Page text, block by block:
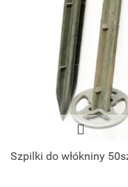
Szpilki do włókniny